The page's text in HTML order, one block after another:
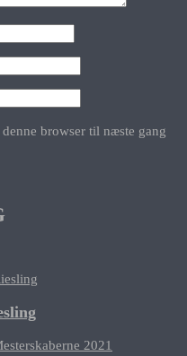
browser til næste gang